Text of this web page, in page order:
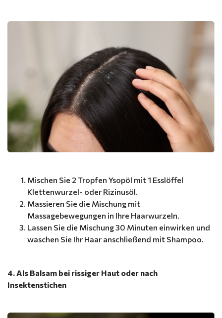
Mischen Sie 2 Tropfen Ysopöl mit 1 Esslöffel
Klettenwurzel- oder Rizinusöl.
Massieren Sie die Mischung mit
Massagebewegungen in Ihre Haarwurzeln.
Lassen Sie die Mischung 30 Minuten einwirken und
waschen Sie Ihr Haar anschließend mit Shampoo.
4. Als Balsam bei rissiger Haut oder nach
Insektenstichen